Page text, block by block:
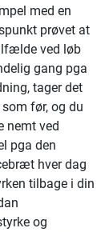
med en
prøvet at
ved løb
gang pga
tager det
før, og du
nemt ved
pga den
hver dag
tilbage i din
og